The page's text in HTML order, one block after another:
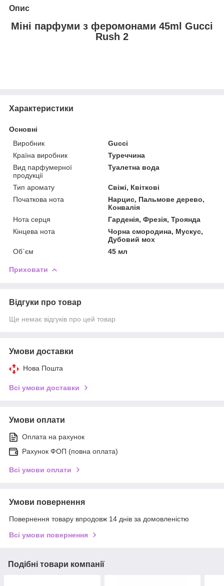
Опис
Міні парфуми з феромонами 45ml Gucci
Rush 2
Характеристики
Основні
Виробник
Gucci
Країна виробник
Туреччина
Вид парфумерної
продукції
Туалетна вода
Тип аромату
Свіжі, Квіткові
Початкова нота
Нарцис, Пальмове дерево,
Конвалія
Нота серця
Гарденія, Фрезія, Троянда
Кінцева нота
Чорна смородина, Мускус,
Дубовий мох
Об`єм
45 мл
Приховати
Відгуки про товар
Ще немає відгуків про цей товар
Умови доставки
Нова Пошта
Всі умови доставки
Умови оплати
Оплата на рахунок
Рахунок ФОП (повна оплата)
Всі умови оплати
Умови повернення
Повернення товару впродовж 14 днів за домовленістю
Всі умови повернення
Подібні товари компанії